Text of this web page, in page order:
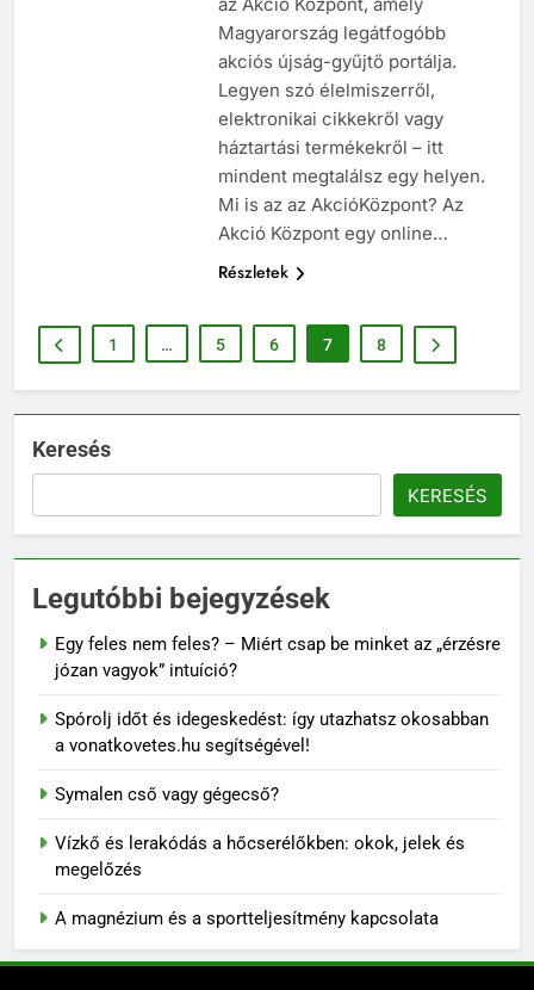
Magyarország legátfogóbb
akciós újság-gyűjtő portálja.
Legyen szó élelmiszerről,
elektronikai cikkekről vagy
háztartási termékekről – itt
mindent megtalálsz egy helyen.
Mi is az az AkcióKözpont? Az
Akció Központ egy online…
Részletek
1 … 5 6 7 8
Keresés
KERESÉS
Legutóbbi bejegyzések
Egy feles nem feles? – Miért csap be minket az „érzésre
józan vagyok” intuíció?
Spórolj időt és idegeskedést: így utazhatsz okosabban
a vonatkovetes.hu segítségével!
Symalen cső vagy gégecső?
Vízkő és lerakódás a hőcserélőkben: okok, jelek és
megelőzés
A magnézium és a sportteljesítmény kapcsolata